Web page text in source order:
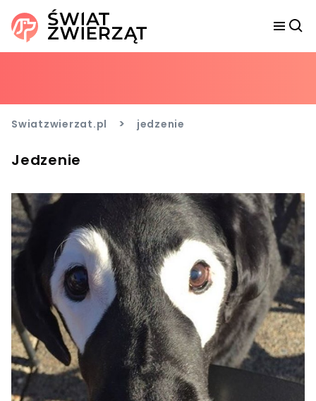
Swiatzwierzat.pl > jedzenie
Jedzenie